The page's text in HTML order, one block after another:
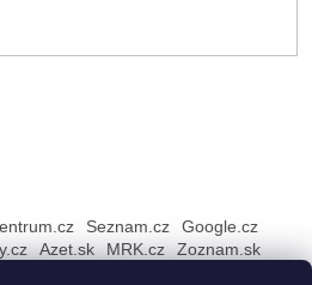
Seznam.cz
Google.cz
Azet.sk MRK.cz Zoznam.sk